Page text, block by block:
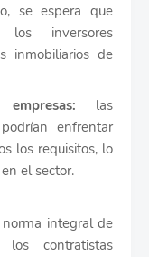
se espera que
inversores
inmobiliarios de
las
enfrentar
los requisitos, lo
el sector.
integral de
contratistas